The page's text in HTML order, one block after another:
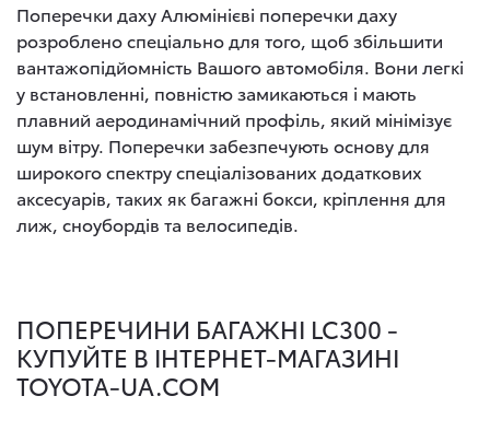
Поперечки даху Алюмінієві поперечки даху
розроблено спеціально для того, щоб збільшити
вантажопідйомність Вашого автомобіля. Вони легкі
у встановленні, повністю замикаються і мають
плавний аеродинамічний профіль, який мінімізує
шум вітру. Поперечки забезпечують основу для
широкого спектру спеціалізованих додаткових
аксесуарів, таких як багажні бокси, кріплення для
лиж, сноубордів та велосипедів.
ПОПЕРЕЧИНИ БАГАЖНІ LC300 -
КУПУЙТЕ В ІНТЕРНЕТ-МАГАЗИНІ
TOYOTA-UA.COM